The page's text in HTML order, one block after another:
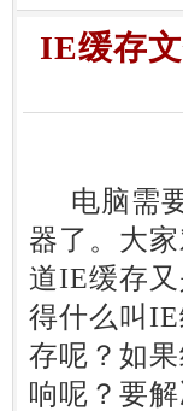
IE缓存
电脑需要
器了。大
道IE缓存
得什么叫
存呢？如
响呢？要